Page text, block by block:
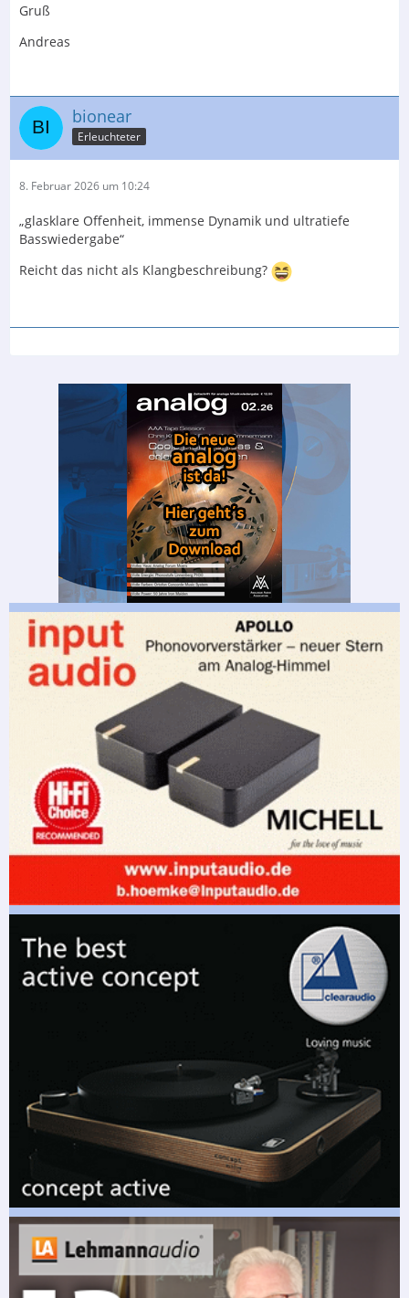
Gruß
Andreas
bionear
Erleuchteter
8. Februar 2026 um 10:24
„glasklare Offenheit, immense Dynamik und ultratiefe
Basswiedergabe“
Reicht das nicht als Klangbeschreibung?